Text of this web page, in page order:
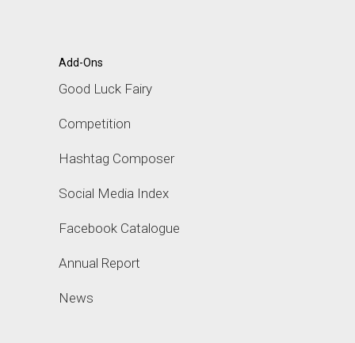
Add-Ons
Good Luck Fairy
Competition
Hashtag Composer
Social Media Index
Facebook Catalogue
Annual Report
News